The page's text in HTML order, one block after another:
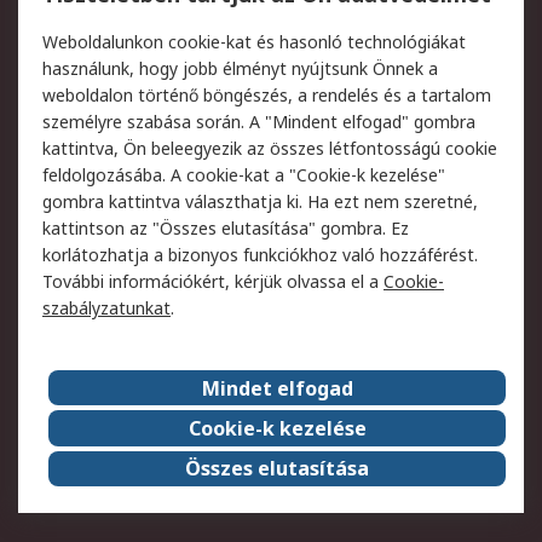
Termékvisszaküldés
Szolgáltatások
Jogi
Adatvédelmi
szabályzat
Az RS értékesítési
feltételei
Cookie szabályzat
Email biztonság
Webhelyre vonatkozó
feltételek
Weboldal felhasználói
szabályzata
Képviseletek
Rólunk
Vállalatcsoport
Karrier
Díjak és elismerések
ESG globális célok
Weboldalunkon cookie-kat és hasonló technológiákat
használunk, hogy jobb élményt nyújtsunk Önnek a
weboldalon történő böngészés, a rendelés és a tartalom
személyre szabása során. A "Mindent elfogad" gombra
kattintva, Ön beleegyezik az összes létfontosságú cookie
feldolgozásába. A cookie-kat a "Cookie-k kezelése"
gombra kattintva választhatja ki. Ha ezt nem szeretné,
kattintson az "Összes elutasítása" gombra. Ez
korlátozhatja a bizonyos funkciókhoz való hozzáférést.
További információkért, kérjük olvassa el a Cookie-
szabályzatunkat.
Mindet elfogad
Cookie-k kezelése
Összes elutasítása